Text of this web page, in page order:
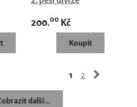
200.00 Kč
1 2